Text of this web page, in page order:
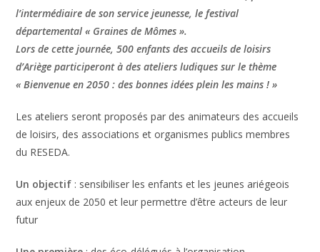
l’intermédiaire de son service jeunesse, le festival
départemental « Graines de Mômes ».
Lors de cette journée, 500 enfants des accueils de loisirs
d’Ariège participeront à des ateliers ludiques sur le thème
« Bienvenue en 2050 : des bonnes idées plein les mains ! »
Les ateliers seront proposés par des animateurs des accueils
de loisirs, des associations et organismes publics membres
du RESEDA.
Un objectif : sensibiliser les enfants et les jeunes ariégeois
aux enjeux de 2050 et leur permettre d’être acteurs de leur
futur